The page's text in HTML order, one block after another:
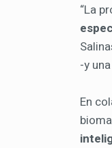
“La
-y
En